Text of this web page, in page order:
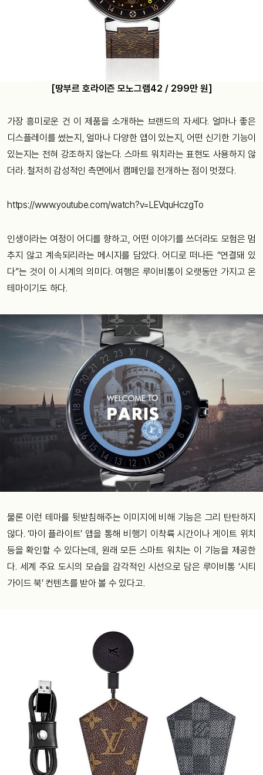
[땅부르 호라이즌 모노그램42 / 299만 원]
가장 흥미로운 건 이 제품을 소개하는 브랜드의 자세다. 얼마나 좋은
디스플레이를 썼는지, 얼마나 다양한 앱이 있는지, 어떤 신기한 기능이
있는지는 전혀 강조하지 않는다. 스마트 워치라는 표현도 사용하지 않
더라. 철저히 감성적인 측면에서 캠페인을 전개하는 점이 멋졌다.
https://www.youtube.com/watch?v=LEVquHczgTo
인생이라는 여정이 어디를 향하고, 어떤 이야기를 쓰더라도 모험은 멈
추지 않고 계속되리라는 메시지를 담았다. 어디로 떠나든 “연결돼 있
다”는 것이 이 시계의 의미다. 여행은 루이비통이 오랫동안 가지고 온
테마이기도 하다.
물론 이런 테마를 뒷받침해주는 이미지에 비해 기능은 그리 탄탄하지
않다. ‘마이 플라이트’ 앱을 통해 비행기 이착륙 시간이나 게이트 위치
등을 확인할 수 있다는데, 원래 모든 스마트 워치는 이 기능을 제공한
다. 세계 주요 도시의 모습을 감각적인 시선으로 담은 루이비통 ‘시티
가이드 북’ 컨텐츠를 받아 볼 수 있다고.